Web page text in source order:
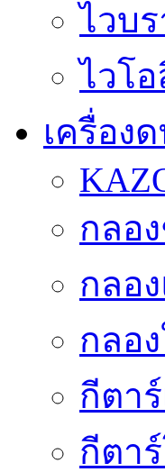
ไวบ
ไวโ
เครื่อง
กลอ
กลอ
กลอ
กีตา
กีตา